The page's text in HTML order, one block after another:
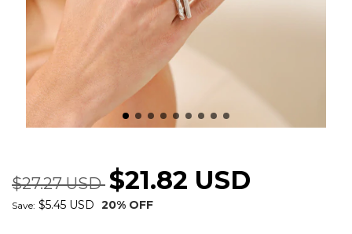
$27.27 USD $21.82 USD
Save: $5.45 USD 20% OFF